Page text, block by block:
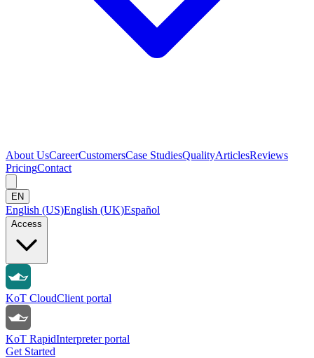
About UsCareerCustomersCase StudiesQualityArticlesReviews
PricingContact
EN
English (US)English (UK)Español
Access
KoT CloudClient portal
KoT RapidInterpreter portal
Get Started